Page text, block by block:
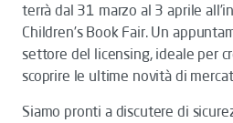
terrà dal 31 marzo al 3 aprile
Children’s Book Fair. Un
settore del licensing, ideale per
scoprire le ultime novità di
Siamo pronti a discutere di